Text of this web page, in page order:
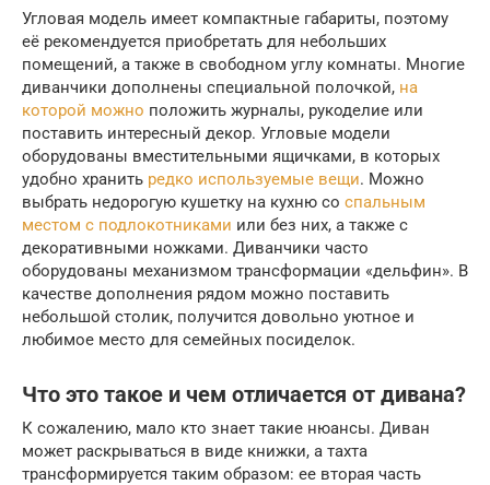
Угловая модель имеет компактные габариты, поэтому
её рекомендуется приобретать для небольших
помещений, а также в свободном углу комнаты. Многие
диванчики дополнены специальной полочкой, на
которой можно положить журналы, рукоделие или
поставить интересный декор. Угловые модели
оборудованы вместительными ящичками, в которых
удобно хранить редко используемые вещи. Можно
выбрать недорогую кушетку на кухню со спальным
местом с подлокотниками или без них, а также с
декоративными ножками. Диванчики часто
оборудованы механизмом трансформации «дельфин». В
качестве дополнения рядом можно поставить
небольшой столик, получится довольно уютное и
любимое место для семейных посиделок.
Что это такое и чем отличается от дивана?
К сожалению, мало кто знает такие нюансы. Диван
может раскрываться в виде книжки, а тахта
трансформируется таким образом: ее вторая часть